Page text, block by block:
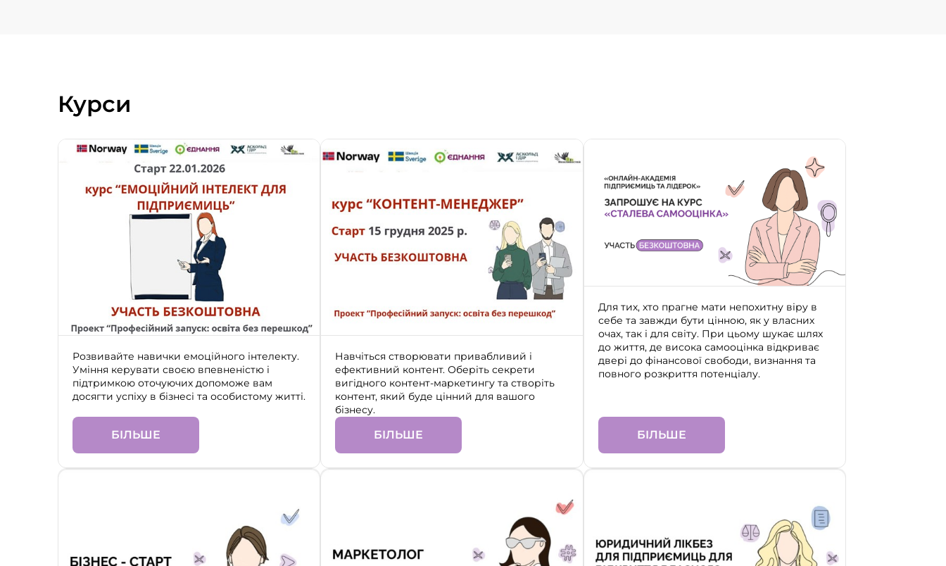
Курси
Розвивайте навички емоційного інтелекту.
Уміння керувати своєю впевненістю і
підтримкою оточуючих допоможе вам
досягти успіху в бізнесі та особистому житті.
БІЛЬШЕ
Навчіться створювати привабливий і
ефективний контент. Оберіть секрети
вигідного контент-маркетингу та створіть
контент, який буде цінний для вашого
бізнесу.
БІЛЬШЕ
Для тих, хто прагне мати непохитну віру в
себе та завжди бути цінною, як у власних
очах, так і для світу. При цьому шукає шлях
до життя, де висока самооцінка відкриває
двері до фінансової свободи, визнання та
повного розкриття потенціалу.
БІЛЬШЕ